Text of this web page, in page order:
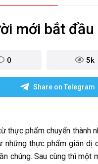
mới bắt đầu
0 5k
Share on Telegram
thực phẩm chuyển thành
những thực phẩm giản dị
chúng. Sau cùng thì một